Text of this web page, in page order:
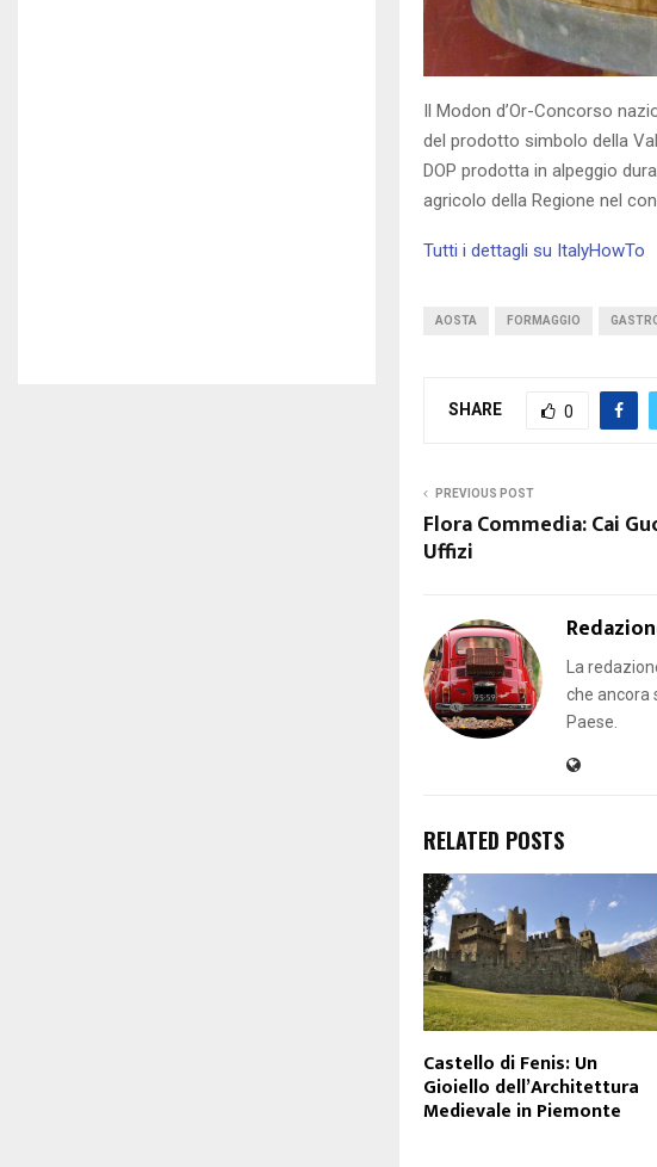
Il Modon d’Or-Concorso
del prodotto simbolo della
DOP prodotta in alpeggio
agricolo della Regione nel
Tutti i dettagli su ItalyHowTo
AOSTA FORMAGGIO
SHARE 0
PREVIOUS POST
Flora Commedia: Cai
Uffizi
La
che ancora
Paese.
RELATED POSTS
Castello di Fenis: Un
Gioiello dell’Architettura
Medievale in Piemonte